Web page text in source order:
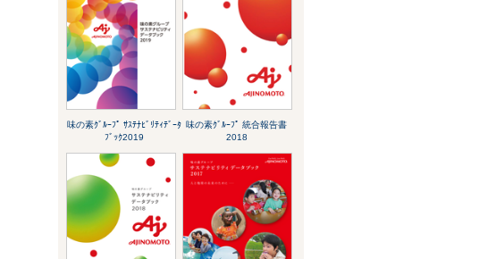
味の素ｸﾞﾙｰﾌﾟ ｻｽﾃﾅﾋﾞﾘﾃｨﾃﾞｰﾀ
ﾌﾞｯｸ2019
味の素ｸﾞﾙｰﾌﾟ 統合報告書
2018